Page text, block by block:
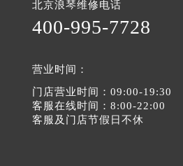
北京浪琴维修电话
400-995-7728
营业时间：
门店营业时间：09:00-19:30
客服在线时间：8:00-22:00
客服及门店节假日不休